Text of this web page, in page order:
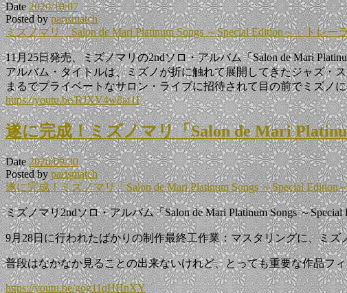
Date2020/10/07
Posted byparismatch
ミズノマリ「Salon de Mari Platinum Songs ～Special Edition～」トレー
11月25日発売、ミズノマリの2ndソロ・アルバム「Salon de Mari
アルバム・タイトルは、ミズノが折に触れて展開してきたジャズ・
まるでプライベートなサロン・ライブに招待されて目の前でミズノ
https://youtu.be/RJXV4w8ar1I
遂に完成！ミズノマリ「Salon de Mari
Date2020/09/30
Posted byparismatch
遂に完成！ミズノマリ「Salon de Mari Platinum Songs ～Special
ミズノマリ2ndソロ・アルバム「Salon de Mari Platinum Songs ～
9月28日に行われたばかりの制作最終工作業：マスタリングに、ミズ
普段はなかなか見ることの出来ないけれど、とっても重要な作品フ
https://youtu.be/gog11qHHnXY